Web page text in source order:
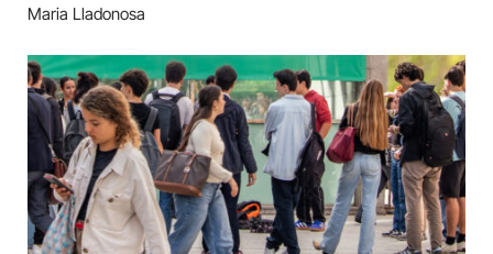
Maria Lladonosa